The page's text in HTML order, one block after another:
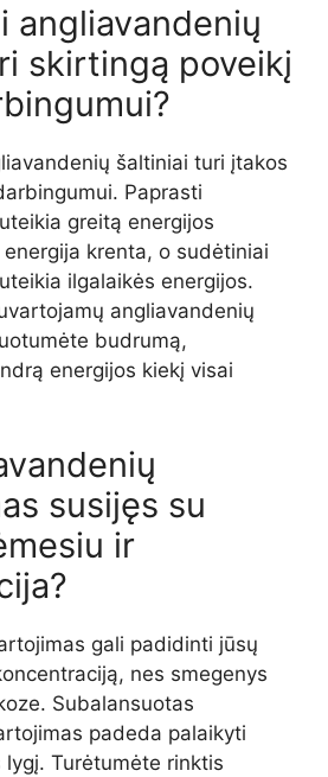
angliavandenių
skirtingą poveikį
šaltiniai turi įtakos
Paprasti
greitą energijos
krenta, o sudėtiniai
ilgalaikės energijos.
angliavandenių
budrumą,
energijos kiekį visai
susijęs su
ir
gali padidinti jūsų
nes smegenys
Subalansuotas
padeda palaikyti
Turėtumėte rinktis